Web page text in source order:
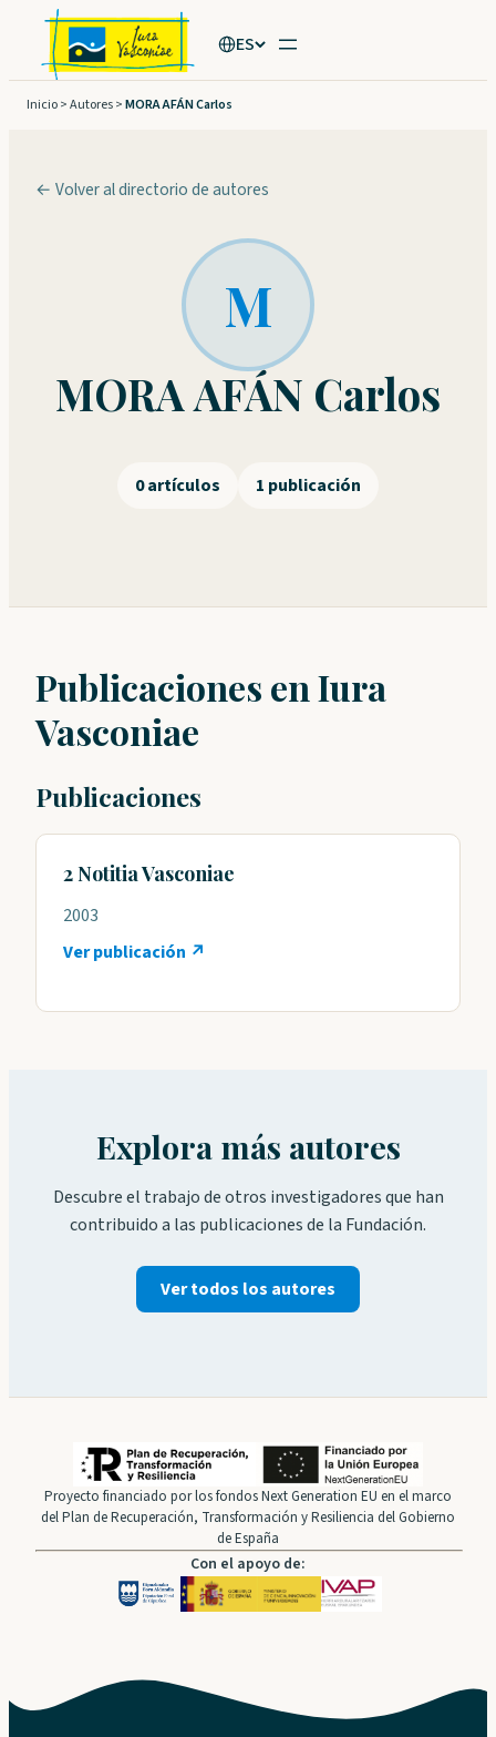
Saltar
contenido
ES
Inicio>Autores>MORA AFÁN Carlos
← Volver al directorio de autores
M
MORA AFÁN Carlos
0 artículos 1 publicación
Publicaciones en Iura
Vasconiae
Publicaciones
2 Notitia Vasconiae
2003
Ver publicación ↗
Explora más autores
Descubre el trabajo de otros investigadores que han
contribuido a las publicaciones de la Fundación.
Ver todos los autores
Proyecto financiado por los fondos Next Generation EU en el marco
del Plan de Recuperación, Transformación y Resiliencia del Gobierno
de España
Con el apoyo de: